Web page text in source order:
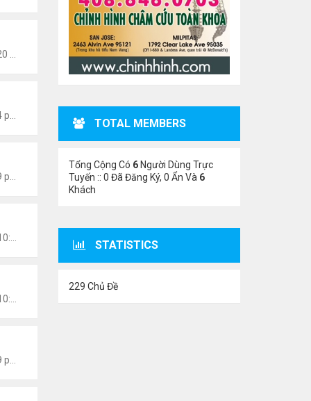
TOTAL MEMBERS
Tổng Cộng Có 6Người Dùng Trực
Tuyến :: 0 Đã Đăng Ký, 0 Ẩn Và 6
Khách
STATISTICS
229 Chủ Đề